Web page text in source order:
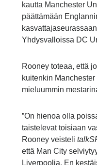
kautta Manchester
päättämään
Yhdysvalloissa DC
Rooney toteaa, että
kuitenkin
mieluummin
”On hienoa olla
taistelevat toisiaan
Rooney veisteli
että Man City
Liverpoolia. En